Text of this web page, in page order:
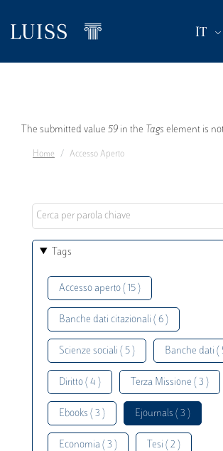
contenuto
IT
Messaggio
di
The submitted value 59 in the Tags element is
Home Accesso Aperto
Tags
Accesso aperto ( 15 )
Banche dati citazionali ( 6 )
Scienze sociali ( 5 ) Banche dati (
Diritto ( 4 ) Terza Missione ( 3 )
Ebooks ( 3 ) Ejournals ( 3 )
Economia ( 3 ) Tesi ( 2 )